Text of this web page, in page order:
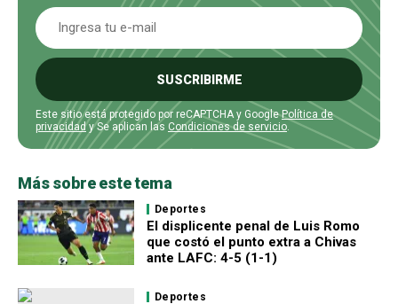
SUSCRIBIRME
Este sitio está protegido por reCAPTCHA y GooglePolítica de
privacidady Se aplican las Condiciones de servicio.
Más sobre este tema
Deportes
El displicente penal de Luis Romo
que costó el punto extra a Chivas
ante LAFC: 4-5 (1-1)
Deportes